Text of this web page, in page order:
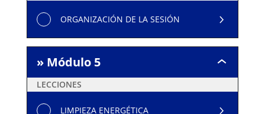
ORGANIZACIÓN DE LA SESIÓN
» Módulo 5
Módulo
LECCIONES
LIMPIEZA ENERGÉTICA